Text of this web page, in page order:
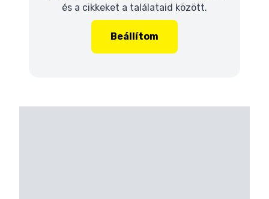
és a cikkeket a találataid között.
Beállítom